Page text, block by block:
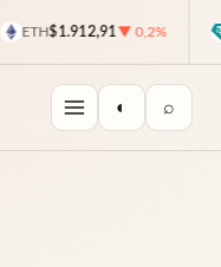
ETH$1.912,91▼ 0,2%
◐ ⌕